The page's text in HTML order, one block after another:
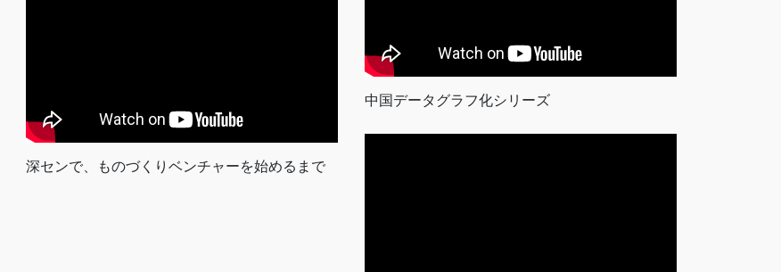
深センで、ものづくりベンチャーを始めるまで
中国データグラフ化シリーズ